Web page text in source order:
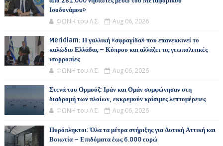
Ισοδυνάμου»
ΦΩΝΗ του Λ.Σ. Aug 06, 2026
Meridiam: Η γαλλική «σφραγίδα» που επανεκκινεί το
καλώδιο Ελλάδας – Κύπρου και αλλάζει τις γεωπολιτικές
ισορροπίες
ΦΩΝΗ του Λ.Σ. Aug 06, 2026
Στενά του Ορμούζ: Ιράν και Ομάν συμφώνησαν στη
διαδρομή των πλοίων, εκκρεμούν κρίσιμες λεπτομέρειες
ΦΩΝΗ του Λ.Σ. Aug 06, 2026
Πυρόπληκτοι: Όλα τα μέτρα στήριξης για Δυτική Αττική και
Βοιωτία – Επιδόματα έως 6.000 ευρώ